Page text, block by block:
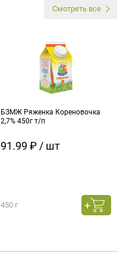
Смотреть все
БЗМЖ Ряженка Кореновочка
2,7% 450г т/п
91.99 ₽ / шт
450 г